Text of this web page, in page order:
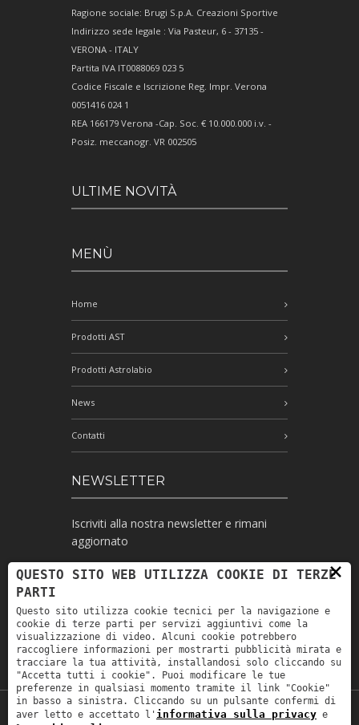
Ragione sociale: Brugi S.p.A. Creazioni Sportive
Indirizzo sede legale : Via Pasteur, 6 - 37135 -
VERONA - ITALY
Partita IVA IT0088069 023 5
Codice Fiscale e Iscrizione Reg. Impr. Verona
0051416 024 1
REA 166179 Verona -Cap. Soc. € 10.000.000 i.v. -
Posiz. meccanogr. VR 002505
ULTIME NOVITÀ
MENÙ
Home
Prodotti AST
Prodotti Astrolabio
News
Contatti
NEWSLETTER
Iscriviti alla nostra newsletter e rimani
aggiornato
Ho letto l'informativa e autorizzo il
trattamento dei miei dati personali per le
finalità ivi indicate *
×
QUESTO SITO WEB UTILIZZA COOKIE DI TERZE
PARTI
Questo sito utilizza cookie tecnici per la navigazione e
cookie di terze parti per servizi aggiuntivi come la
visualizzazione di video. Alcuni cookie potrebbero
raccogliere informazioni per mostrarti pubblicità mirata e
tracciare la tua attività, installandosi solo cliccando su
"Accetta tutti i cookie". Puoi modificare le tue
preferenze in qualsiasi momento tramite il link "Cookie"
in basso a sinistra. Cliccando su un pulsante confermi di
aver letto e accettato l' informativa sulla privacy e